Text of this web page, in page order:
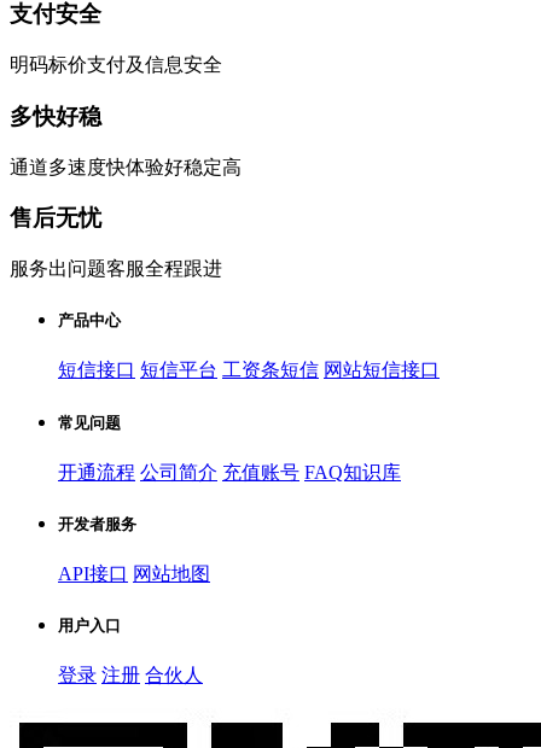
支付安全
明码标价支付及信息安全
多快好稳
通道多速度快体验好稳定高
售后无忧
服务出问题客服全程跟进
产品中心
短信接口 短信平台 工资条短信 网站短信接口
常见问题
开通流程 公司简介 充值账号 FAQ知识库
开发者服务
API接口 网站地图
用户入口
登录 注册 合伙人